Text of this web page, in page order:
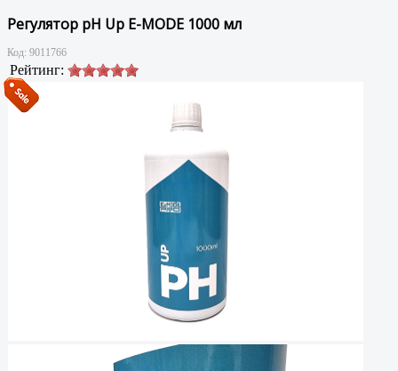
Регулятор pH Up E-MODE 1000 мл
Код: 9011766
Рейтинг: